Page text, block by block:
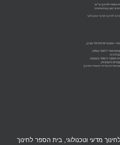
מדעי וטכנולוגי, בית הספר לחינוך